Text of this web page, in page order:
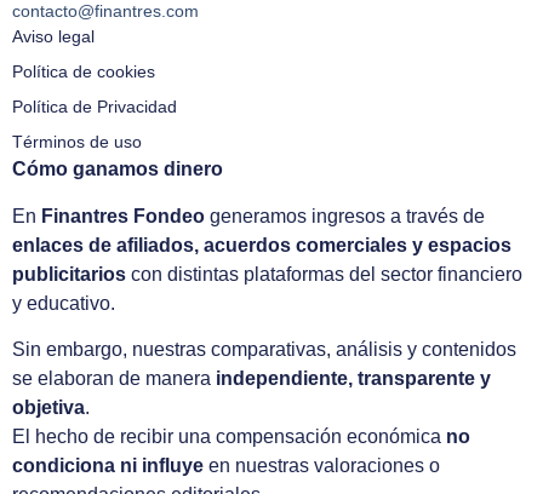
contacto@finantres.com
Aviso legal
Política de cookies
Política de Privacidad
Términos de uso
Cómo ganamos dinero
En Finantres Fondeo generamos ingresos a través de
enlaces de afiliados, acuerdos comerciales y espacios
publicitarios con distintas plataformas del sector financiero
y educativo.
Sin embargo, nuestras comparativas, análisis y contenidos
se elaboran de manera independiente, transparente y
objetiva.
El hecho de recibir una compensación económica no
condiciona ni influye en nuestras valoraciones o